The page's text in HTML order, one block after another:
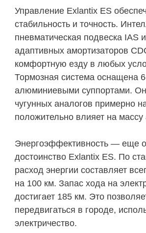
Управление Exlantix ES
стабильность и точность.
пневматическая подвеска IAS
адаптивных амортизаторов
комфортную езду в любых
Тормозная система оснащена
алюминиевыми суппортами.
чугунных аналогов примерно
положительно влияет на
Энергоэффективность — еще
достоинство Exlantix ES. По
расход энергии составляет
на 100 км. Запас хода на
достигает 185 км. Это
передвигаться в городе,
электричество.